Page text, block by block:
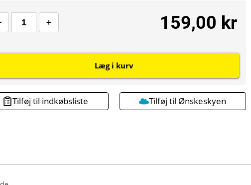
159,00 kr
Læg i kurv
Tilføj til indkøbsliste Tilføj til Ønskeskyen